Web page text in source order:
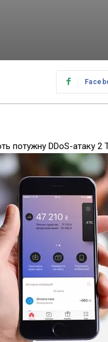
потужну DDoS-атаку